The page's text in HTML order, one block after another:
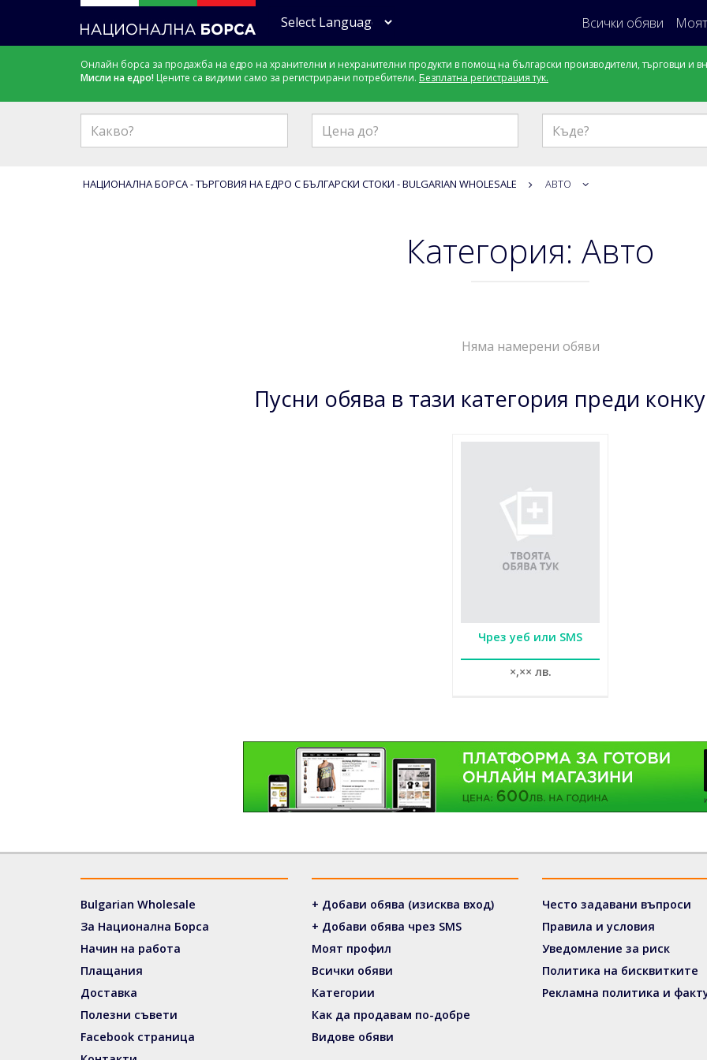
Всички обяви
Онлайн борса за продажба на едро на хранителни и нехранителни продукти в помощ на български производители, търговци и
Мисли на едро! Цените са видими само за регистрирани потребители. Безплатна регистрация тук.
Къде?
НАЦИОНАЛНА БОРСА - ТЪРГОВИЯ НА ЕДРО С БЪЛГАРСКИ СТОКИ - BULGARIAN WHOLESALE АВТО
Категория: Авто
Няма намерени обяви
Пусни обява в тази категория преди
Чрез уеб или SMS
×,×× лв.
Bulgarian Wholesale
За Национална Борса
Начин на работа
Плащания
Доставка
Полезни съвети
Facebook страница
+ Добави обява (изисква вход)
+ Добави обява чрез SMS
Моят профил
Всички обяви
Категории
Как да продавам по-добре
Видове обяви
Често задавани въпроси
Правила и условия
Уведомление за риск
Политика на бисквитките
Рекламна политика и